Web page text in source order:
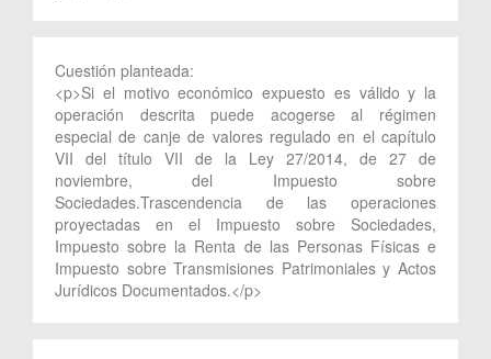
Cuestión planteada:
<p>Si el motivo económico expuesto es válido y la
operación descrita puede acogerse al régimen
especial de canje de valores regulado en el capítulo
VII del título VII de la Ley 27/2014, de 27 de
noviembre, del Impuesto sobre
Sociedades.Trascendencia de las operaciones
proyectadas en el Impuesto sobre Sociedades,
Impuesto sobre la Renta de las Personas Físicas e
Impuesto sobre Transmisiones Patrimoniales y Actos
Jurídicos Documentados.</p>